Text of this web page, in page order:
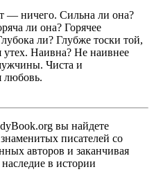
— ничего. Сильна ли она?
ли она? Горячее
ли? Глубже тоски той,
Наивна? Не наивнее
Чиста и
любовь.
вы найдете
писателей со
авторов и заканчивая
в истории